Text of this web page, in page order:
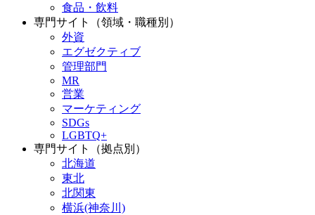
食品・飲料
専門サイト（領域・職種別）
外資
エグゼクティブ
管理部門
MR
営業
マーケティング
SDGs
LGBTQ+
専門サイト（拠点別）
北海道
東北
北関東
横浜(神奈川)